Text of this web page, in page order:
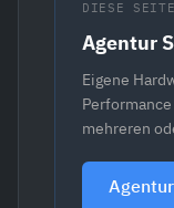
DIESE SEITE
Agentur
Eigene
mehreren